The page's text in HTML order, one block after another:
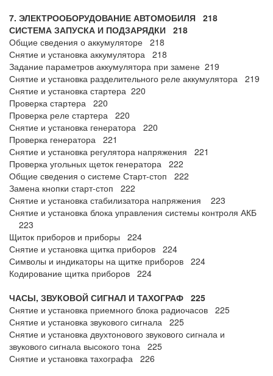
7. ЭЛЕКТРООБОРУДОВАНИЕ АВТОМОБИЛЯ 218
СИСТЕМА ЗАПУСКА И ПОДЗАРЯДКИ 218
Общие сведения о аккумуляторе 218
Снятие и установка аккумулятора 218
Задание параметров аккумулятора при замене 219
Снятие и установка разделительного реле аккумулятора 219
Снятие и установка стартера 220
Проверка стартера 220
Проверка реле стартера 220
Снятие и установка генератора 220
Проверка генератора 221
Снятие и установка регулятора напряжения 221
Проверка угольных щеток генератора 222
Общие сведения о системе Старт-стоп 222
Замена кнопки старт-стоп 222
Снятие и установка стабилизатора напряжения 223
Снятие и установка блока управления системы контроля АКБ
223
Щиток приборов и приборы 224
Снятие и установка щитка приборов 224
Символы и индикаторы на щитке приборов 224
Кодирование щитка приборов 224
ЧАСЫ, ЗВУКОВОЙ СИГНАЛ И ТАХОГРАФ 225
Снятие и установка приемного блока радиочасов 225
Снятие и установка звукового сигнала 225
Снятие и установка двухтонового звукового сигнала и
звукового сигнала высокого тона 225
Снятие и установка тахографа 226